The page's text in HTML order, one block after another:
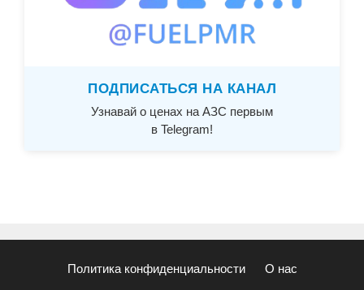
ПОДПИСАТЬСЯ НА КАНАЛ
Узнавай о ценах на АЗС первым
в Telegram!
Политика конфиденциальности О нас